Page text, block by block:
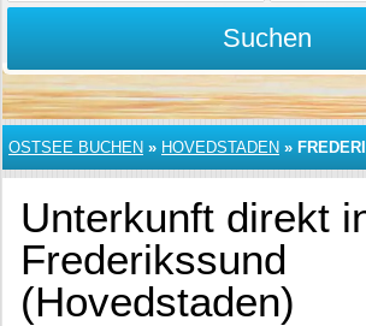
Suchen
OSTSEE BUCHEN » HOVEDSTADEN »
Unterkunft direkt
Frederikssund
(Hovedstaden)